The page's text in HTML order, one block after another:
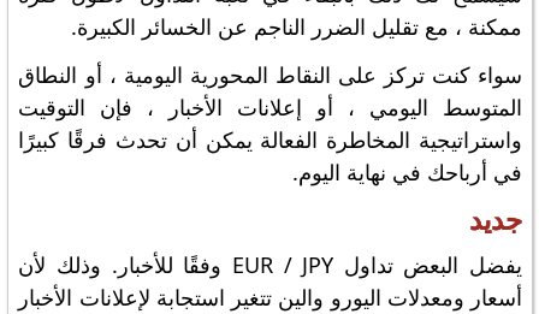
ممكنة ، مع تقليل الضرر الناجم عن الخسائر الكبيرة.
سواء كنت تركز على النقاط المحورية اليومية ، أو النطاق
المتوسط ​​اليومي ، أو إعلانات الأخبار ، فإن التوقيت
واستراتيجية المخاطرة الفعالة يمكن أن تحدث فرقًا كبيرًا
في أرباحك في نهاية اليوم.
جديد
يفضل البعض تداول EUR / JPY وفقًا للأخبار. وذلك لأن
أسعار ومعدلات اليورو والين تتغير استجابة لإعلانات الأخبار